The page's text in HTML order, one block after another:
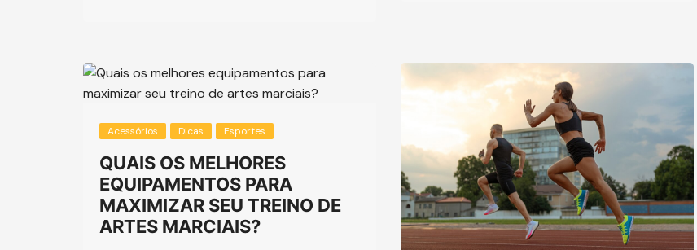
Acessórios Dicas Esportes
QUAIS OS MELHORES
EQUIPAMENTOS PARA
MAXIMIZAR SEU TREINO DE
ARTES MARCIAIS?